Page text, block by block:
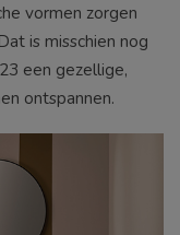
vormen zorgen
is misschien nog
een gezellige,
ontspannen.